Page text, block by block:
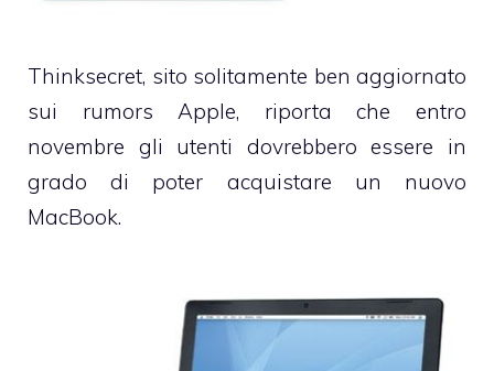
Thinksecret, sito solitamente ben aggiornato
sui rumors Apple, riporta che entro
novembre gli utenti dovrebbero essere in
grado di poter acquistare un nuovo
MacBook.